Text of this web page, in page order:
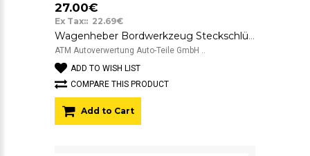
27.00€
Ex Tax:: 22.69€
Wagenheber Bordwerkzeug Steckschlüssel Ford Mondeo 1 93BB17080CD
ATM Autoverwertung Auto-Teile GmbH ..
ADD TO WISH LIST
COMPARE THIS PRODUCT
Add to Cart